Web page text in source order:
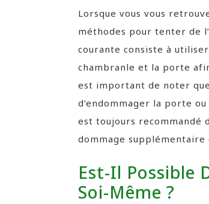
Lorsque vous vous
méthodes pour tenter de
courante consiste à
chambranle et la porte
est important de noter
d’endommager la porte
est toujours
dommage
Est-Il Possible
Soi-Même ?